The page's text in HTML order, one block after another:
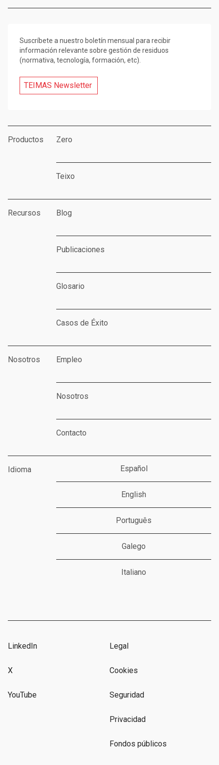
Suscríbete a nuestro boletín mensual para recibir
información relevante sobre gestión de residuos
(normativa, tecnología, formación, etc).
TEIMAS Newsletter
Productos Zero
Teixo
Recursos Blog
Publicaciones
Glosario
Casos de Éxito
Nosotros Empleo
Nosotros
Contacto
Idioma Español
English
Português
Galego
Italiano
LinkedIn
X
YouTube
Legal
Cookies
Seguridad
Privacidad
Fondos públicos